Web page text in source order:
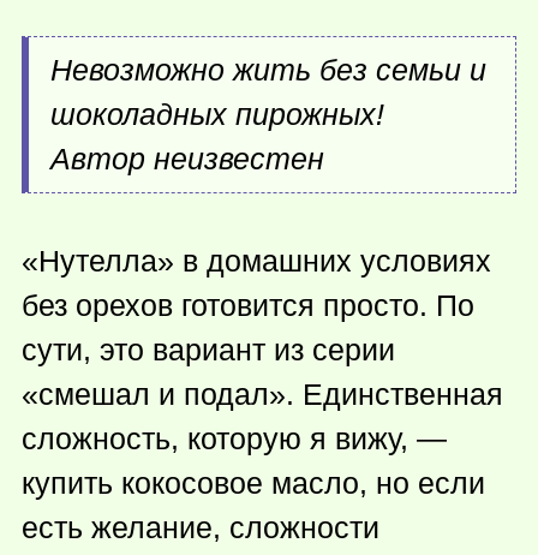
Невозможно жить без семьи и
шоколадных пирожных!
Автор неизвестен
«Нутелла» в домашних условиях
без орехов готовится просто. По
сути, это вариант из серии
«смешал и подал». Единственная
сложность, которую я вижу, —
купить кокосовое масло, но если
есть желание, сложности